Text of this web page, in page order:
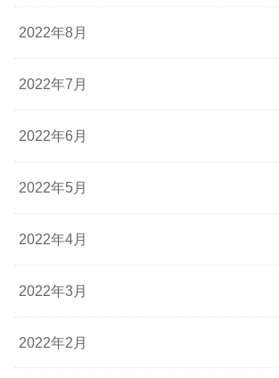
2022年8月
2022年7月
2022年6月
2022年5月
2022年4月
2022年3月
2022年2月